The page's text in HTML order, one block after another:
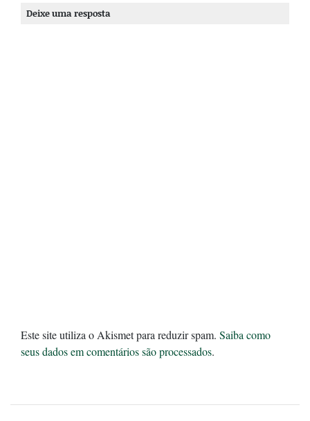
Deixe uma resposta
Este site utiliza o Akismet para reduzir spam. Saiba como
seus dados em comentários são processados.